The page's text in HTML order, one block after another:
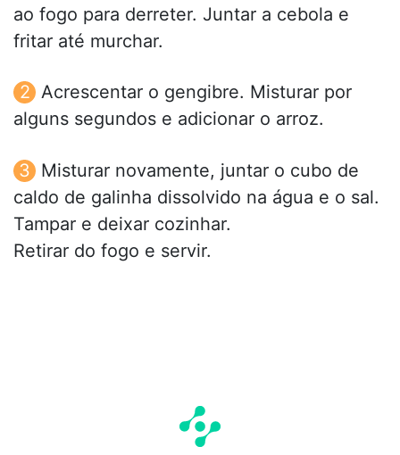
ao fogo para derreter. Juntar a cebola e
fritar até murchar.
Acrescentar o gengibre. Misturar por
alguns segundos e adicionar o arroz.
Misturar novamente, juntar o cubo de
caldo de galinha dissolvido na água e o sal.
Tampar e deixar cozinhar.
Retirar do fogo e servir.